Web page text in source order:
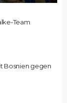
Team
Bosnien gegen